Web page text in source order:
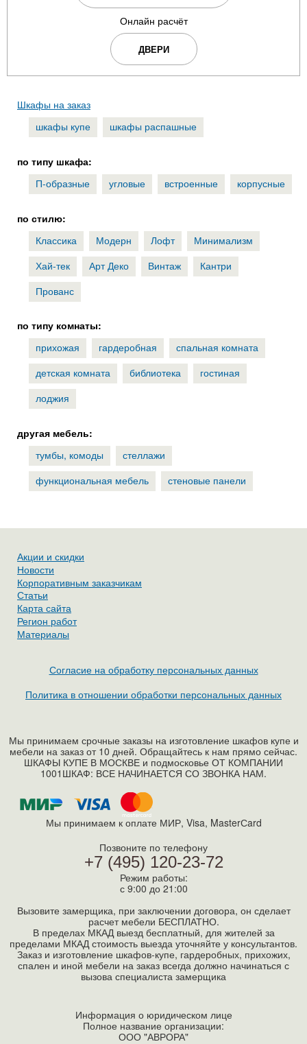
Онлайн расчёт
ДВЕРИ
Шкафы на заказ
шкафы купе
шкафы распашные
по типу шкафа:
П-образные
угловые встроенные корпусные
по стилю:
Классика
Модерн Лофт
Минимализм
Хай-тек
Арт Деко Винтаж
Кантри
Прованс
по типу комнаты:
прихожая
гардеробная
спальная комната
детская комната
библиотека
гостиная
лоджия
другая мебель:
тумбы, комоды
стеллажи
функциональная мебель
стеновые панели
Акции и скидки
Новости
Корпоративным заказчикам
Статьи
Карта сайта
Регион работ
Материалы
Согласие на обработку персональных данных
Политика в отношении обработки персональных данных
Мы принимаем срочные заказы на изготовление шкафов купе и
мебели на заказ от 10 дней. Обращайтесь к нам прямо сейчас.
ШКАФЫ КУПЕ В МОСКВЕ и подмосковье ОТ КОМПАНИИ
1001ШКАФ: ВСЕ НАЧИНАЕТСЯ СО ЗВОНКА НАМ.
Мы принимаем к оплате МИР, Visa, MasterСard
Позвоните по телефону
+7 (495) 120-23-72
Режим работы:
с 9:00 до 21:00
Вызовите замерщика, при заключении договора, он сделает
расчет мебели БЕСПЛАТНО.
В пределах МКАД выезд бесплатный, для жителей за
пределами МКАД стоимость выезда уточняйте у консультантов.
Заказ и изготовление шкафов-купе, гардеробных, прихожих,
спален и иной мебели на заказ всегда должно начинаться с
вызова специалиста замерщика
Информация о юридическом лице
Полное название организации:
ООО "АВРОРА"